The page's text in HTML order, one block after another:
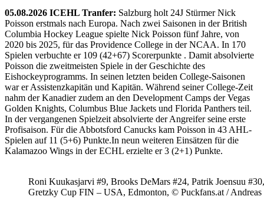
05.08.2026 ICEHL Tranfer: Salzburg holt 24J Stürmer Nick
Poisson erstmals nach Europa. Nach zwei Saisonen in der British
Columbia Hockey League spielte Nick Poisson fünf Jahre, von
2020 bis 2025, für das Providence College in der NCAA. In 170
Spielen verbuchte er 109 (42+67) Scorerpunkte . Damit absolvierte
Poisson die zweitmeisten Spiele in der Geschichte des
Eishockeyprogramms. In seinen letzten beiden College-Saisonen
war er Assistenzkapitän und Kapitän. Während seiner College-Zeit
nahm der Kanadier zudem an den Development Camps der Vegas
Golden Knights, Columbus Blue Jackets und Florida Panthers teil.
In der vergangenen Spielzeit absolvierte der Angreifer seine erste
Profisaison. Für die Abbotsford Canucks kam Poisson in 43 AHL-
Spielen auf 11 (5+6) Punkte.In neun weiteren Einsätzen für die
Kalamazoo Wings in der ECHL erzielte er 3 (2+1) Punkte.
Roni Kuukasjarvi #9, Brooks DeMars #24, Patrik Joensuu
Gretzky Cup FIN – USA, Edmonton, © Puckfans.at / Andreas